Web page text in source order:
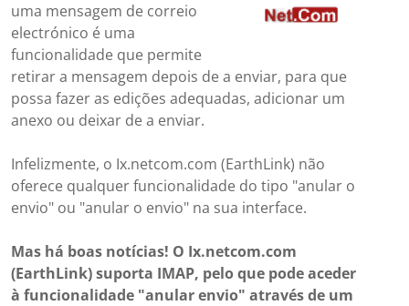
uma mensagem de correio
electrónico é uma
funcionalidade que permite
retirar a mensagem depois de a enviar, para que
possa fazer as edições adequadas, adicionar um
anexo ou deixar de a enviar.
Infelizmente, o Ix.netcom.com (EarthLink) não
oferece qualquer funcionalidade do tipo "anular o
envio" ou "anular o envio" na sua interface.
Mas há boas notícias! O Ix.netcom.com
(EarthLink) suporta IMAP, pelo que pode aceder
à funcionalidade "anular envio" através de um